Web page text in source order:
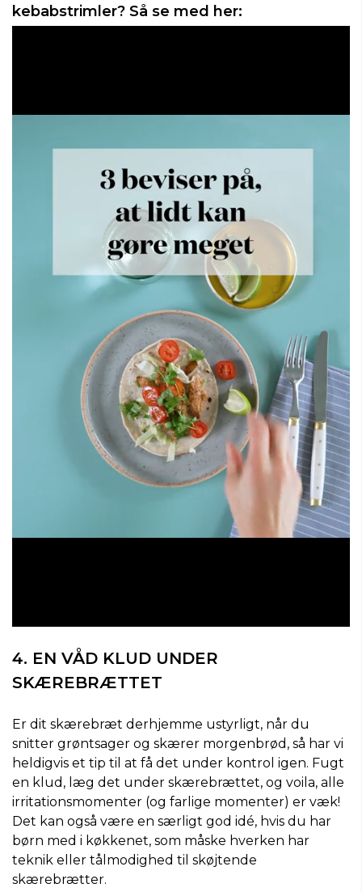
kebabstrimler? Så se med her:
f
8
c
n
d
4. EN VÅD KLUD UNDER
SKÆREBRÆTTET
Er dit skærebræt derhjemme ustyrligt, når du
snitter grøntsager og skærer morgenbrød, så har vi
heldigvis et tip til at få det under kontrol igen. Fugt
en klud, læg det under skærebrættet, og voila, alle
irritationsmomenter (og farlige momenter) er væk!
Det kan også være en særligt god idé, hvis du har
børn med i køkkenet, som måske hverken har
teknik eller tålmodighed til skøjtende
skærebrætter.